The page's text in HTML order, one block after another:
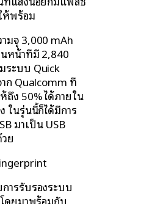
ห้พร้อม
มจุ 3,000 mAh
นหน้าที่มี 2,840
ระบบ Quick
ก Qualcomm ที่
ถึง 50% ได้ภายใน
ในรุ่นนี้ก็ได้มีการ
มาเป็น USB
ย
ารรับรองระบบ
ดยมาพร้อมกับ